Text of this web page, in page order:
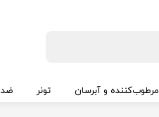
مرطوب‌کننده و آبرسان تونر ضد